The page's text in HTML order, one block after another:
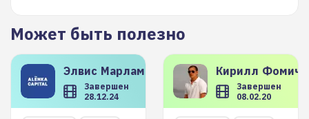
Может быть полезно
Элвис Марламов
Завершен
28.12.24
Кирилл
Завершен
08.02.20